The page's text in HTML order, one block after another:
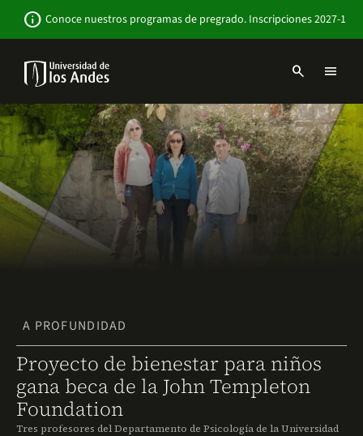
contenido
info Conoce nuestros programas de pregrado. Inscripciones 2027-1
Navbar
-
Sitio
Institucional
search menu
A PROFUNDIDAD
Proyecto de bienestar para niños
gana beca de la John Templeton
Foundation
Tres profesores del Departamento de Psicología de la Universidad